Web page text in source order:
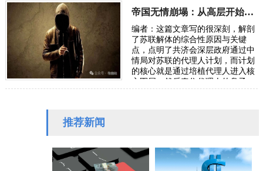
进知识创新…
帝国无情崩塌：从高层开始渗透的“代理人计划”
编者：这篇文章写的很深刻，解剖
了苏联解体的综合性原因与关键
点，点明了共济会深层政府通过中
情局对苏联的代理人计划，而计划
的核心就是通过培植代理人进入核
心圈层，然后牵住代理人的鼻子，
推荐新闻